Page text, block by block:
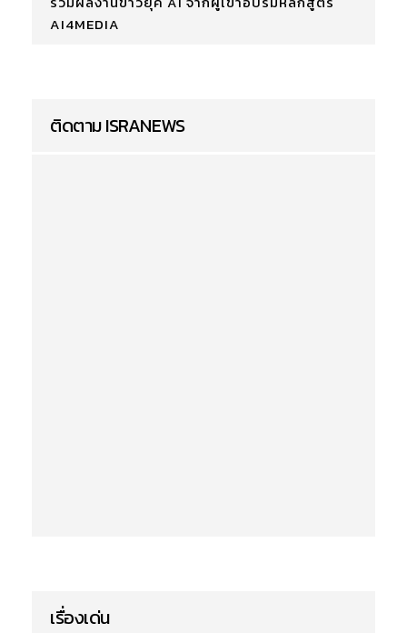
AI4MEDIA
ติดตาม ISRANEWS
เรื่องเด่น